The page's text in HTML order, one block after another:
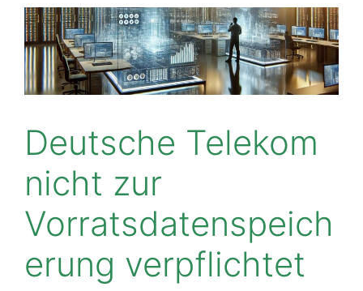
Deutsche Telekom
nicht zur
Vorratsdatenspeich
erung verpflichtet